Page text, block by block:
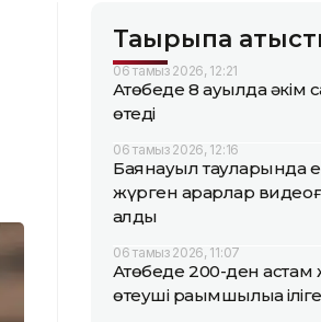
Тақырыпқа
06 тамыз 2026, 12:21
Ақтөбеде 8 ауылда әкім
өтеді
06 тамыз 2026, 12:16
Баянауыл тауларында
жүрген арқарлар
қалды
06 тамыз 2026, 11:07
Ақтөбеде 200-ден
өтеуші рақымшылыққа